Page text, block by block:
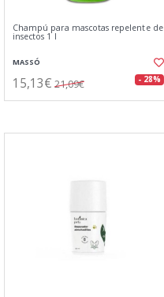
Champú para mascotas repelente de
insectos 1 l
MASSÓ
15,13€ 21,09€ - 28%